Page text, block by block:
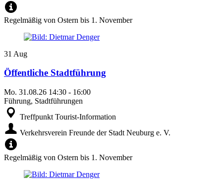
Regelmäßig von Ostern bis 1. November
31 Aug
Öffentliche Stadtführung
Mo. 31.08.26 14:30 - 16:00
Führung, Stadtführungen
Treffpunkt Tourist-Information
Verkehrsverein Freunde der Stadt Neuburg e. V.
Regelmäßig von Ostern bis 1. November